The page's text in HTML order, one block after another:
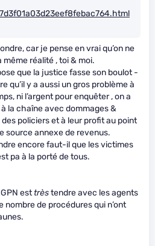
car je pense en vrai qu’on ne
réalité , toi & moi.
que la justice fasse son boulot -
qu’il y a aussi un gros problème à
ni l’argent pour enquêter , on a
la chaîne avec dommages &
policiers et à leur profit au point
source annexe de revenus.
encore faut-il que les victimes
pa à la porté de tous.
esttrèstendre avec les agents
nombre de procédures qui n’ont